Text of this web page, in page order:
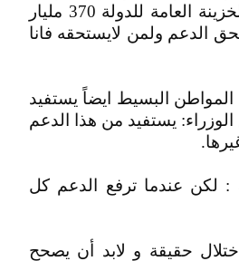
أستمر اصرف من الخزينة العامة للدولة 370 مليار
الدعم ولمن لايستحقه فانا
المواطن البسيط ايضاً يستفيد
يستفيد من هذا الدعم
: لكن عندما ترفع الدعم كل
حقيقة و لابد أن يصحح